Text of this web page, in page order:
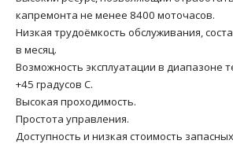
капремонта не менее 8400 моточасов.
Низкая трудоёмкость обслуживания,
в месяц.
Возможность эксплуатации в диапазоне
+45 градусов C.
Высокая проходимость.
Простота управления.
Доступность и низкая стоимость